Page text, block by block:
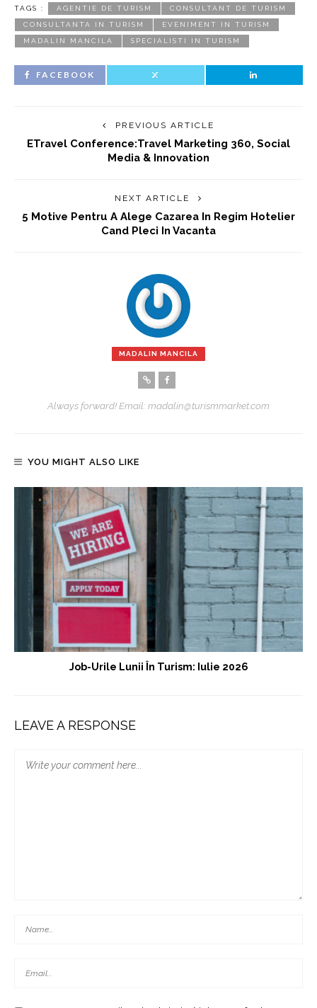
TAGS : AGENTIE DE TURISM CONSULTANT DE TURISM
CONSULTANTA IN TURISM EVENIMENT IN TURISM
MADALIN MANCILA SPECIALISTI IN TURISM
FACEBOOK
PREVIOUS ARTICLE
ETravel Conference:Travel Marketing 360, Social
Media & Innovation
NEXT ARTICLE
5 Motive Pentru A Alege Cazarea In Regim Hotelier
Cand Pleci In Vacanta
MADALIN MANCILA
Always forward! Email: madalin@turismmarket.com
YOU MIGHT ALSO LIKE
Job-Urile Lunii În Turism: Iulie 2026
LEAVE A RESPONSE